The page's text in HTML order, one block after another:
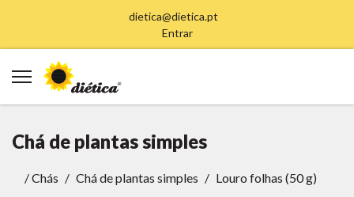
dietica@dietica.pt
Entrar
Chá de plantas simples
/Chás Chá de plantas simples Louro folhas (50 g)